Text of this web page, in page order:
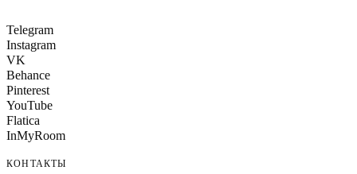
Telegram
Instagram
VK
Behance
Pinterest
YouTube
Flatica
InMyRoom
КОНТАКТЫ